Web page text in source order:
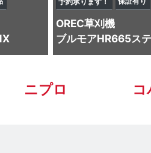
OREC草刈機
ブルモアHR665ス
ニプロ コ